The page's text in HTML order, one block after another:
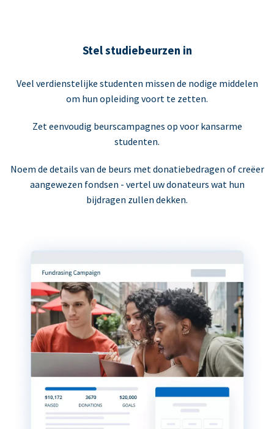
Stel studiebeurzen in
Veel verdienstelijke studenten missen de nodige middelen
om hun opleiding voort te zetten.
Zet eenvoudig beurscampagnes op voor kansarme
studenten.
Noem de details van de beurs met donatiebedragen of creëer
aangewezen fondsen - vertel uw donateurs wat hun
bijdragen zullen dekken.